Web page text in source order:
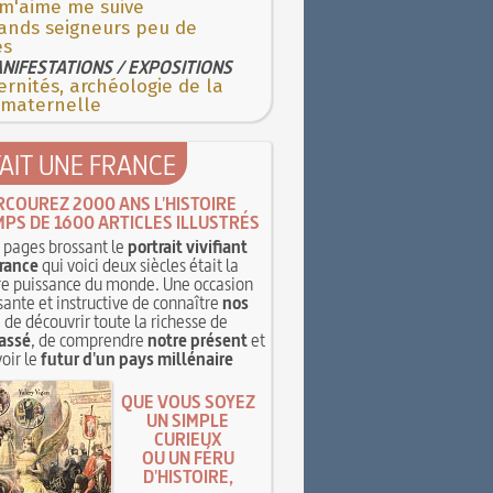
me suive
seigneurs peu de
/ EXPOSITIONS
archéologie de la
UNE FRANCE
2000 ANS L'HISTOIRE
DE 1600 ARTICLES ILLUSTRÉS
brossant leportrait vivifiant
qui voici deux siècles était la
puissance du monde. Une occasion
et instructive de connaîtrenos
de découvrir toute la richesse de
, de comprendrenotre présentet
lefutur d'un pays millénaire
QUE VOUS SOYEZ
UN SIMPLE
CURIEUX
OU UN FÉRU
D'HISTOIRE,